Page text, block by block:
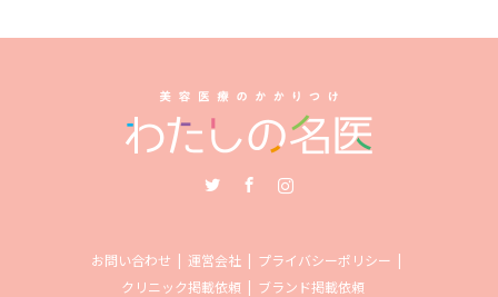
お問い合わせ 運営会社
プライバシーポリシー
クリニック掲載依頼
ブランド掲載依頼